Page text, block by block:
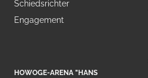
Schiedsrichter
Engagement
HOWOGE-ARENA "HANS